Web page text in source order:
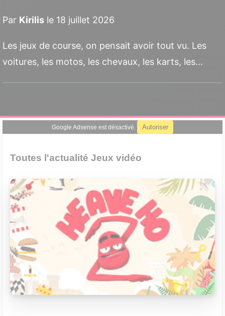
Par Kirilis le 18 juillet 2026
Les jeux de course, on pensait avoir tout vu. Les
voitures, les motos, les chevaux, les karts, les...
Google Adsense est désactivé. Autoriser
Toutes l'actualité Jeux vidéo